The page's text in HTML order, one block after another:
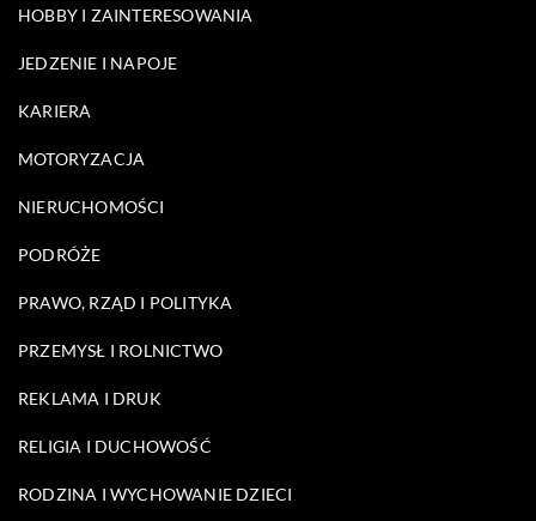
HOBBY I ZAINTERESOWANIA
JEDZENIE I NAPOJE
KARIERA
MOTORYZACJA
NIERUCHOMOŚCI
PODRÓŻE
PRAWO, RZĄD I POLITYKA
PRZEMYSŁ I ROLNICTWO
REKLAMA I DRUK
RELIGIA I DUCHOWOŚĆ
RODZINA I WYCHOWANIE DZIECI